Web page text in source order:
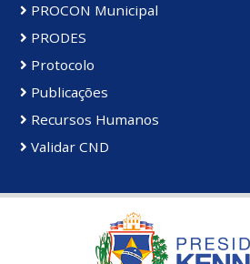
PROCON Municipal
PRODES
Protocolo
Publicações
Recursos Humanos
Validar CND